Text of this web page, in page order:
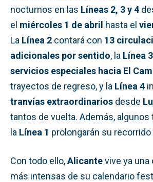
nocturnos en las Líneas 2, 3 y 4
el miércoles 1 de abril hasta el
La Línea 2 contará con 13
adicionales por sentido, la Línea 3
servicios especiales hacia El
trayectos de regreso, y la Línea 4
tranvías extraordinarios desde
tantos de vuelta. Además, algunos
la Línea 1 prolongarán su recorrido
Con todo ello,Alicantevive ya una
más intensas de su calendario